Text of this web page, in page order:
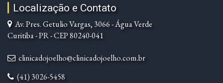
Localização e Contato
Av. Pres. Getulio Vargas, 3066 - Água Verde
Curitiba - PR - CEP 80240-041
clinicadojoelho@clinicadojoelho.com.br
(41) 3026-5458